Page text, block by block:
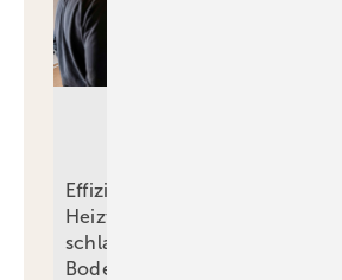
Effiziente
Heiztechnik trifft
schlanken
Bodenaufbau